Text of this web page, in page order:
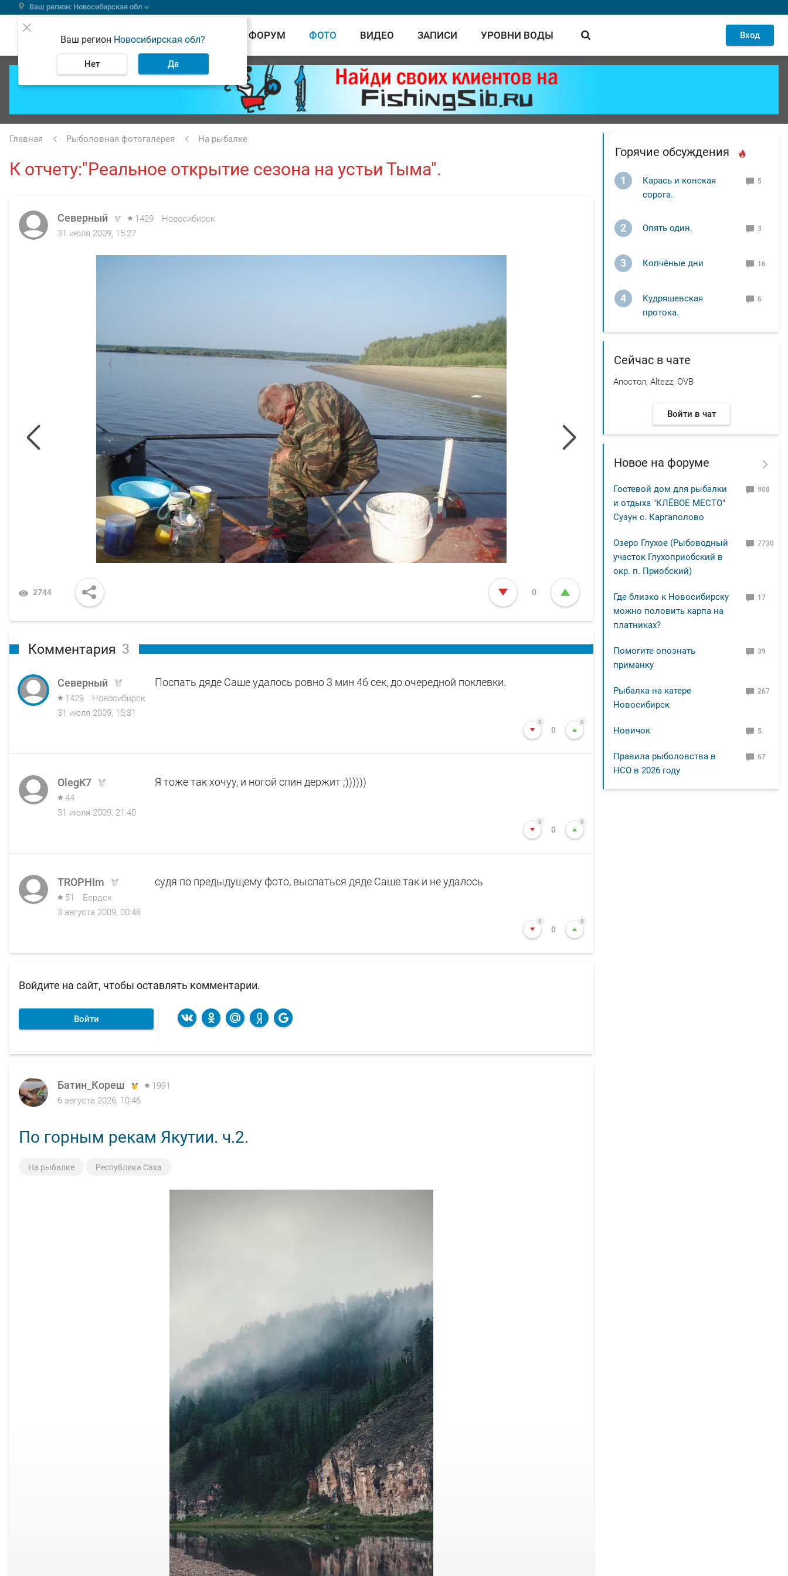
Ваш регион: Новосибирская обл
Ваш регион Новосибирская обл?
Нет Да
ВЕСТИ ФОРУМ ФОТО ВИДЕО ЗАПИСИ УРОВНИ ВОДЫ Вход
Главная Рыболовная фотогалерея На рыбалке
К отчету:"Реальное открытие сезона на устьи Тыма".
Северный 1429
Новосибирск
31 июля 2009, 15:27
2744 0
Комментария 3
Северный
1429
Новосибирск
31 июля 2009, 15:31
Поспать дяде Саше удалось ровно 3 мин 46 сек, до очередной поклевки.
0
0
0
OlegK7
44
31 июля 2009, 21:40
Я тоже так хочуу, и ногой спин держит ;))))))
0
0
0
TROPHIm
51
Бердск
3 августа 2009, 00:48
судя по предыдущему фото, выспаться дяде Саше так и не удалось
0
0
0
Войдите на сайт, чтобы оставлять комментарии.
Войти
Батин_Кореш
1991
6 августа 2026, 10:46
По горным рекам Якутии. ч.2.
На рыбалке Республика Саха
Горячие обсуждения
1
Карась и конская
сорога.
5
2 Опять один. 3
3 Копчёные дни 16
4
Кудряшевская
протока.
6
Сейчас в чате
Апостол, Altezz, OVB
Войти в чат
Новое на форуме
Гостевой дом для рыбалки
и отдыха "КЛЁВОЕ МЕСТО"
Сузун с. Каргаполово
908
Озеро Глухое (Рыбоводный
участок Глухоприобский в
окр. п. Приобский)
7730
Где близко к Новосибирску
можно половить карпа на
платниках?
17
Помогите опознать
приманку
39
Рыбалка на катере
Новосибирск
267
Новичок 5
Правила рыболовства в
НСО в 2026 году
67